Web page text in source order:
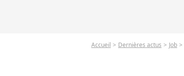
Accueil Dernières actus Job